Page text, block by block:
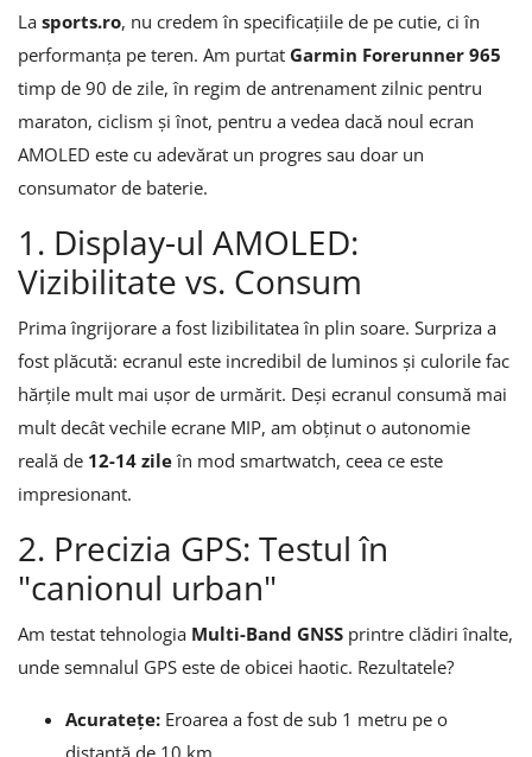
La sports.ro, nu credem în specificațiile de pe cutie, ci în
performanța pe teren. Am purtat Garmin Forerunner 965
timp de 90 de zile, în regim de antrenament zilnic pentru
maraton, ciclism și înot, pentru a vedea dacă noul ecran
AMOLED este cu adevărat un progres sau doar un
consumator de baterie.
1. Display-ul AMOLED:
Vizibilitate vs. Consum
Prima îngrijorare a fost lizibilitatea în plin soare. Surpriza a
fost plăcută: ecranul este incredibil de luminos și culorile fac
hărțile mult mai ușor de urmărit. Deși ecranul consumă mai
mult decât vechile ecrane MIP, am obținut o autonomie
reală de 12-14 zileîn mod smartwatch, ceea ce este
impresionant.
2. Precizia GPS: Testul în
"canionul urban"
Am testat tehnologia Multi-Band GNSS printre clădiri înalte,
unde semnalul GPS este de obicei haotic. Rezultatele?
Acuratețe: Eroarea a fost de sub 1 metru pe o